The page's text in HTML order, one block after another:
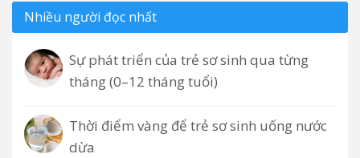
Nhiều người đọc nhất
Sự phát triển của trẻ sơ sinh qua từng
tháng (0–12 tháng tuổi)
Thời điểm vàng để trẻ sơ sinh uống nước
dừa